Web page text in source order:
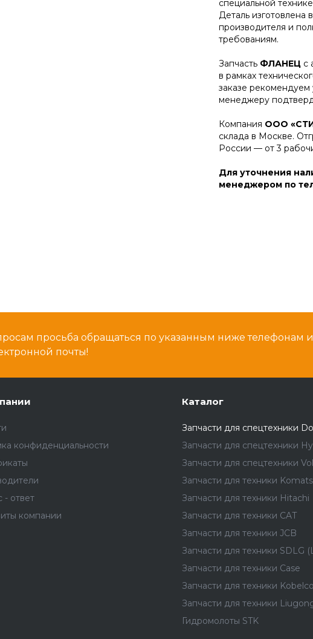
специальной
Деталь изготовлена
производителя и
требованиям.
Запчасть ФЛАНЕЦс
в рамках
заказе
менеджеру
Компания ООО
склада в Москве.
России — от 3
Для уточнения
менеджером по
просьба обращаться по указанным ниже
почты!
конфиденциальности
- ответ
компании
Каталог
Запчасти для спецтехники
Запчасти для спецтехники
Запчасти для спецтехники
Запчасти для техники
Запчасти для техники Hitachi
Запчасти для техники CAT
Запчасти для техники JCB
Запчасти для техники SDLG
Запчасти для техники Case
Запчасти для техники Kobelco
Запчасти для техники
Гидромолоты STK